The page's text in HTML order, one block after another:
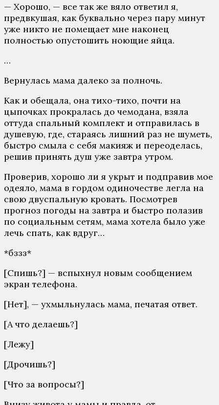
— Хорошо, — все так же вяло ответил я,
предвкушая, как буквально через пару минут
уже никто не помещает мне наконец
полностью опустошить ноющие яйца.
…
Вернулась мама далеко за полночь.
Как и обещала, она тихо-тихо, почти на
цыпочках прокралась до чемодана, взяла
оттуда спальный комплект и отправилась в
душевую, где, стараясь лишний раз не шуметь,
быстро смыла с себя макияж и переоделась,
решив принять душ уже завтра утром.
Проверив, хорошо ли я укрыт и подправив мое
одеяло, мама в гордом одиночестве легла на
свою двуспальную кровать. Посмотрев
прогноз погоды на завтра и быстро полазив
по социальным сетям, мама хотела было уже
лечь спать, как вдруг…
*бззз*
[Спишь?] — вспыхнул новым сообщением
экран телефона.
[Нет], — ухмыльнулась мама, печатая ответ.
[А что делаешь?]
[Лежу]
[Дрочишь?]
[Что за вопросы?]